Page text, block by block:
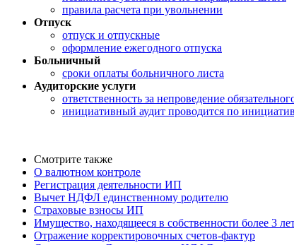
правила расчета при увольнении
Отпуск
отпуск и отпускные
оформление ежегодного отпуска
Больничный
сроки оплаты больничного листа
Аудиторские услуги
ответственность за непроведение
инициативный аудит проводится по
Смотрите также
О валютном контроле
Регистрация деятельности ИП
Вычет НДФЛ единственному родителю
Страховые взносы ИП
Имущество, находящееся в собственности более 3
Отражение корректировочных счетов-фактур